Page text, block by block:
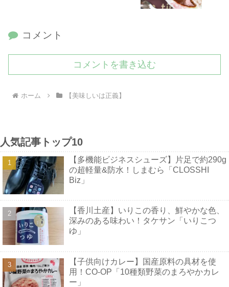
コメント
コメントを書き込む
ホーム 【美味しいは正義】
人気記事トップ10
【多機能ビジネスシューズ】片足で約290g
の超軽量&防水！しまむら「CLOSSHI
Biz」
【香川土産】いりこの香り、鮮やかな色、
深みのある味わい！タケサン「いりこつ
ゆ」
【子供向けカレー】国産原料の具材を使
用！CO-OP「10種類野菜のまろやかカレ
ー」